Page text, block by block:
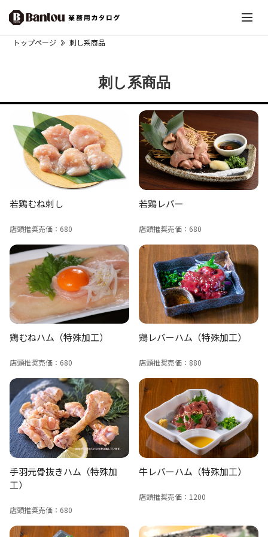
トップページ 刺し系商品
刺し系商品
若鶏むね刺し
店頭推奨売価：680
若鶏レバー
店頭推奨売価：680
鶏むねハム（特殊加工）
店頭推奨売価：680
鶏レバーハム（特殊加工）
店頭推奨売価：880
手羽元骨抜きハム（特殊加
工）
店頭推奨売価：680
牛レバーハム（特殊加工）
店頭推奨売価：1200